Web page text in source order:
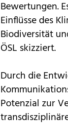
Bewertungen.
Einflüsse des
Biodiversität
ÖSL skizziert.
Durch die
Potenzial zur